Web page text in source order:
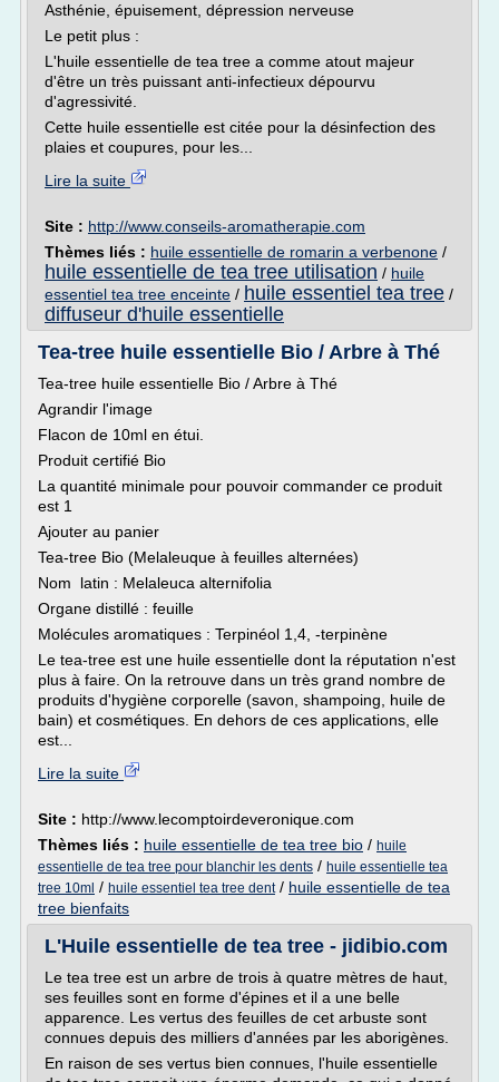
Asthénie, épuisement, dépression nerveuse
Le petit plus :
L'huile essentielle de tea tree a comme atout majeur
d'être un très puissant anti-infectieux dépourvu
d'agressivité.
Cette huile essentielle est citée pour la désinfection des
plaies et coupures, pour les...
Lire la suite
Site : http://www.conseils-aromatherapie.com
Thèmes liés : huile essentielle de romarin a verbenone /
huile essentielle de tea tree utilisation / huile
essentiel tea tree enceinte / huile essentiel tea tree /
diffuseur d'huile essentielle
Tea-tree huile essentielle Bio / Arbre à Thé
Tea-tree huile essentielle Bio / Arbre à Thé
Agrandir l'image
Flacon de 10ml en étui.
Produit certifié Bio
La quantité minimale pour pouvoir commander ce produit
est 1
Ajouter au panier
Tea-tree Bio (Melaleuque à feuilles alternées)
Nom latin : Melaleuca alternifolia
Organe distillé : feuille
Molécules aromatiques : Terpinéol 1,4, -terpinène
Le tea-tree est une huile essentielle dont la réputation n'est
plus à faire. On la retrouve dans un très grand nombre de
produits d'hygiène corporelle (savon, shampoing, huile de
bain) et cosmétiques. En dehors de ces applications, elle
est...
Lire la suite
Site : http://www.lecomptoirdeveronique.com
Thèmes liés : huile essentielle de tea tree bio / huile
essentielle de tea tree pour blanchir les dents / huile essentielle tea
tree 10ml / huile essentiel tea tree dent/ huile essentielle de tea
tree bienfaits
L'Huile essentielle de tea tree - jidibio.com
Le tea tree est un arbre de trois à quatre mètres de haut,
ses feuilles sont en forme d'épines et il a une belle
apparence. Les vertus des feuilles de cet arbuste sont
connues depuis des milliers d'années par les aborigènes.
En raison de ses vertus bien connues, l'huile essentielle